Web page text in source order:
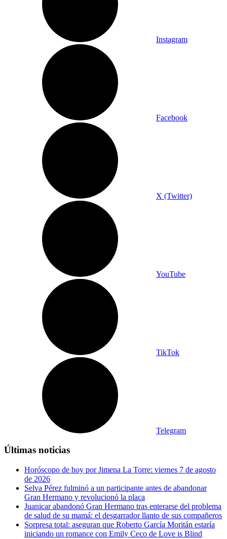
Instagram
Facebook
X (Twitter)
YouTube
TikTok
Telegram
Últimas noticias
Horóscopo de hoy por Jimena La Torre: viernes 7 de agosto
de 2026
Selva Pérez fulminó a un participante antes de abandonar
Gran Hermano y revolucionó la placa
Juanicar abandonó Gran Hermano tras enterarse del problema
de salud de su mamá: el desgarrador llanto de sus compañeros
Sorpresa total: aseguran que Roberto García Moritán estaría
iniciando un romance con Emily Ceco de Love is Blind